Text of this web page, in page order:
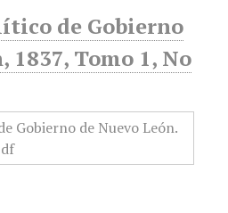
de Gobierno
1837, Tomo 1, No